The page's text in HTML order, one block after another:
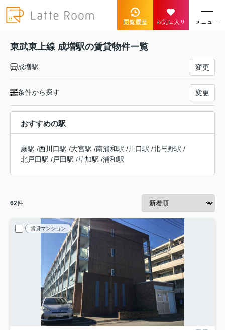
閲覧履歴 お気に入り メニュー
東武東上線 成増駅の賃貸物件一覧
成増駅 変更
条件から探す 変更
おすすめの駅
蕨駅 /西川口駅 /大宮駅 /南浦和駅 /川口駅 /北与野駅 /
北戸田駅 /戸田駅 /草加駅 /浦和駅
62件
賃貸マンション